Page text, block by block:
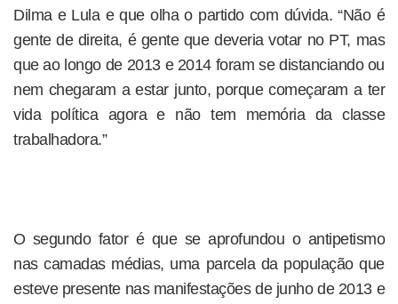
Dilma e Lula e que olha o partido com dúvida. “Não é
gente de direita, é gente que deveria votar no PT, mas
que ao longo de 2013 e 2014 foram se distanciando ou
nem chegaram a estar junto, porque começaram a ter
vida política agora e não tem memória da classe
trabalhadora.”
O segundo fator é que se aprofundou o antipetismo
nas camadas médias, uma parcela da população que
esteve presente nas manifestações de junho de 2013 e